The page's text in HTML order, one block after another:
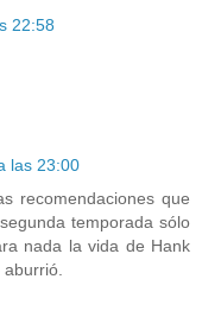
22:58
las 23:00
recomendaciones que
temporada sólo
nada la vida de Hank